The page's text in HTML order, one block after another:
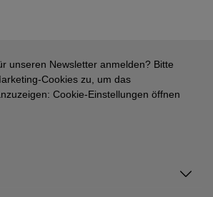
unseren Newsletter anmelden? Bitte
Cookies zu, um das
Cookie-Einstellungen öffnen